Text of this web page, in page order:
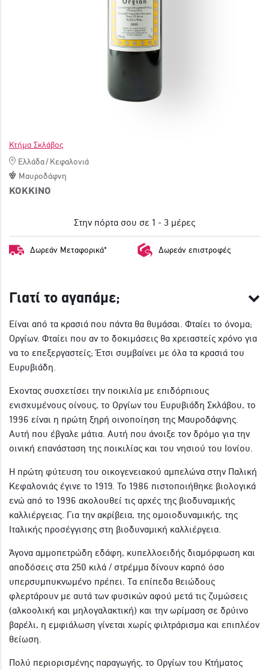
Κτήμα Σκλάβος
Ελλάδα/Κεφαλονιά
Μαυροδάφνη
ΚΟΚΚΙΝΟ
Στην πόρτα σου σε 1 - 3 μέρες
Δωρεάν Μεταφορικά* Δωρεάν επιστροφές
Γιατί το αγαπάμε;
Είναι από τα κρασιά που πάντα θα θυμάσαι. Φταίει το όνομα;
Οργίων. Φταίει που αν το δοκιμάσεις θα χρειαστείς χρόνο για
να το επεξεργαστείς; Έτσι συμβαίνει με όλα τα κρασιά του
Ευρυβιάδη.
Έχοντας συσχετίσει την ποικιλία με επιδόρπιους
ενισχυμένους οίνους, το Οργίων του Ευρυβιάδη Σκλάβου, το
1996 είναι η πρώτη ξηρή οινοποίηση της Μαυροδάφνης.
Αυτή που έβγαλε μάτια. Αυτή που άνοιξε τον δρόμο για την
οινική επανάσταση της ποικιλίας και του νησιού του Ιονίου.
Η πρώτη φύτευση του οικογενειακού αμπελώνα στην Παλική
Κεφαλονιάς έγινε το 1919. Το 1986 πιστοποιήθηκε βιολογικά
ενώ από το 1996 ακολουθεί τις αρχές της βιοδυναμικής
καλλιέργειας. Για την ακρίβεια, της ομοιοδυναμικής, της
Ιταλικής προσέγγισης στη βιοδυναμική καλλιέργεια.
Άγονα αμμοπετρώδη εδάφη, κυπελλοειδής διαμόρφωση και
αποδόσεις στα 250 κιλά / στρέμμα δίνουν καρπό όσο
υπερσυμπυκνωμένο πρέπει. Τα επίπεδα θειώδους
φλερτάρουν με αυτά των φυσικών αφού μετά τις ζυμώσεις
(αλκοολική και μηλογαλακτική) και την ωρίμαση σε δρύινο
βαρέλι, η εμφιάλωση γίνεται χωρίς φιλτράρισμα και επιπλέον
θείωση.
Πολύ περιορισμένης παραγωγής, το Οργίων του Κτήματος